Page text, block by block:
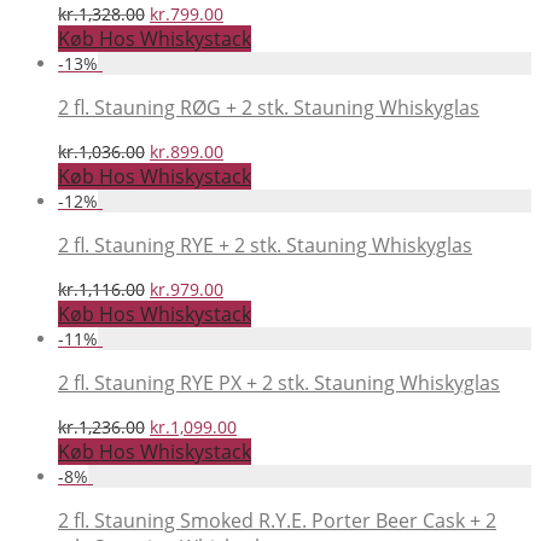
kr.1,328.00 Den
oprindelige
pris
kr.1,328.00.
kr.799.00Den
aktuelle
pris
kr.799.00.
Køb Hos Whiskystack
-13%
2 fl. Stauning RØG + 2 stk. Stauning Whiskyglas
kr.1,036.00 Den
oprindelige
pris
kr.1,036.00.
kr.899.00Den
aktuelle
pris
kr.899.00.
Køb Hos Whiskystack
-12%
2 fl. Stauning RYE + 2 stk. Stauning Whiskyglas
kr.1,116.00 Den
oprindelige
pris
kr.1,116.00.
kr.979.00Den
aktuelle
pris
kr.979.00.
Køb Hos Whiskystack
-11%
2 fl. Stauning RYE PX + 2 stk. Stauning Whiskyglas
kr.1,236.00 Den
oprindelige
pris
kr.1,236.00.
kr.1,099.00Den
aktuelle
pris
kr.1,099.00.
Køb Hos Whiskystack
-8%
2 fl. Stauning Smoked R.Y.E. Porter Beer Cask + 2